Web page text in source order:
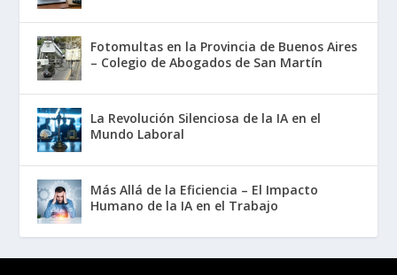
Fotomultas en la Provincia de Buenos Aires
– Colegio de Abogados de San Martín
La Revolución Silenciosa de la IA en el
Mundo Laboral
Más Allá de la Eficiencia – El Impacto
Humano de la IA en el Trabajo